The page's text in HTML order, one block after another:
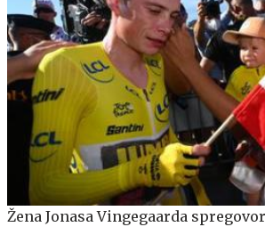
Žena Jonasa Vingegaarda